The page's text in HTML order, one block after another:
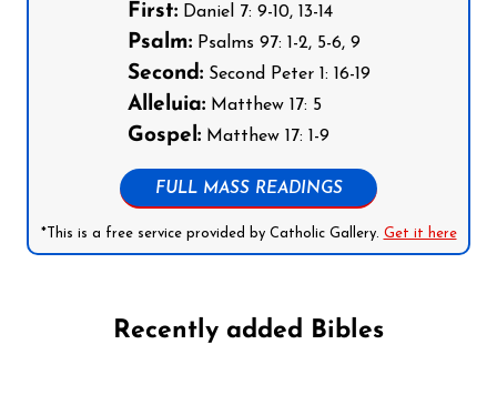
First:Daniel 7: 9-10, 13-14
Psalm:Psalms 97: 1-2, 5-6, 9
Second:Second Peter 1: 16-19
Alleluia:Matthew 17: 5
Gospel:Matthew 17: 1-9
FULL MASS READINGS
*This is a free service provided by Catholic Gallery. Get it here
Recently added Bibles